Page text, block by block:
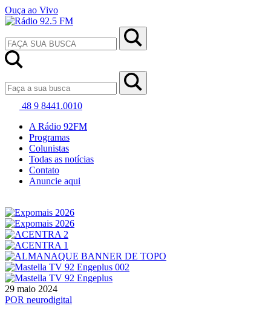
Ouça ao Vivo
48 9 8441.0010
A Rádio 92FM
Programas
Colunistas
Todas as notícias
Contato
Anuncie aqui
29 maio 2024
POR neurodigital